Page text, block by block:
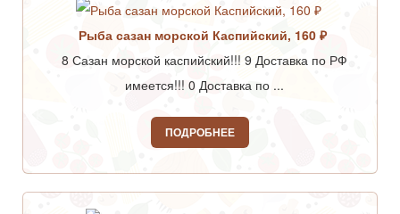
Рыба сазан морской Каспийский, 160 ₽
8 Сазан морской каспийский!!! 9 Доставка по РФ
имеется!!! 0 Доставка по ...
ПОДРОБНЕЕ